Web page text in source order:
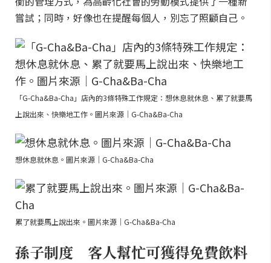
嘗試；同時，好像也在提醒每個人，別忘了照顧自己。
「G-Cha&Ba-Cha」店內的3條特殊工作規定：想休息就休息、累了就要馬
上說出來、快樂地工作。圖片來源｜G-Cha&Ba-Cha
想休息就休息。圖片來源｜G-Cha&Ba-Cha
累了就要馬上說出來。圖片來源｜G-Cha&Ba-Cha
孫子制度 客人幫忙可獲得免費飲料